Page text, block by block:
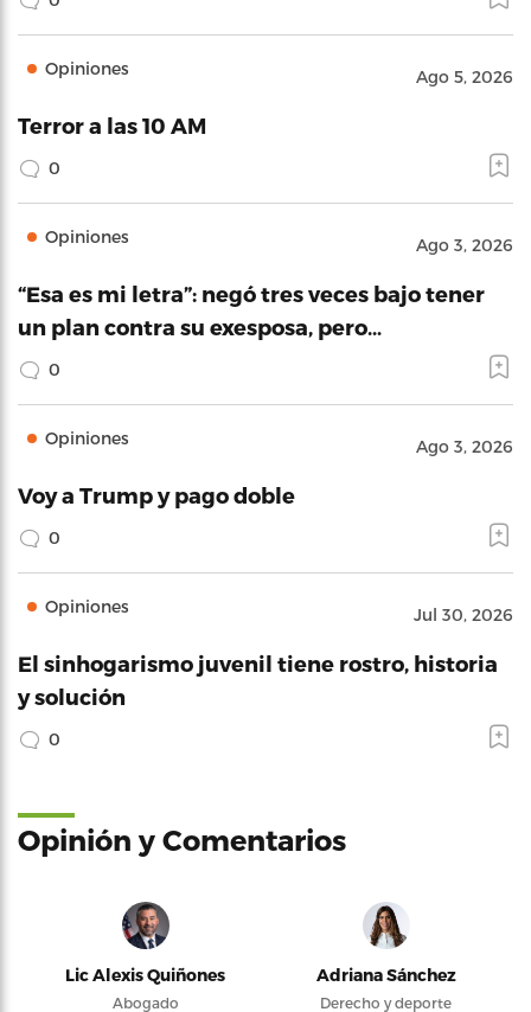
Opiniones Ago 5, 2026
Terror a las 10 AM
0
Opiniones Ago 3, 2026
“Esa es mi letra”: negó tres veces bajo tener
un plan contra su exesposa, pero…
0
Opiniones Ago 3, 2026
Voy a Trump y pago doble
0
Opiniones Jul 30, 2026
El sinhogarismo juvenil tiene rostro, historia
y solución
0
Opinión y Comentarios
Lic Alexis Quiñones
Abogado
Adriana Sánchez
Derecho y deporte